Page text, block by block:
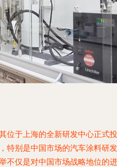
位于上海的全新研发中心正式投
特别是中国市场的汽车涂料研发
不仅是对中国市场战略地位的进